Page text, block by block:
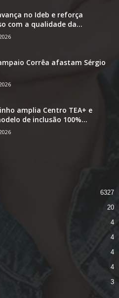
no Ideb e reforça
com a qualidade da...
Corrêa afastam Sérgio
amplia Centro TEA+ e
de inclusão 100%...
6327
20
4
4
4
4
3